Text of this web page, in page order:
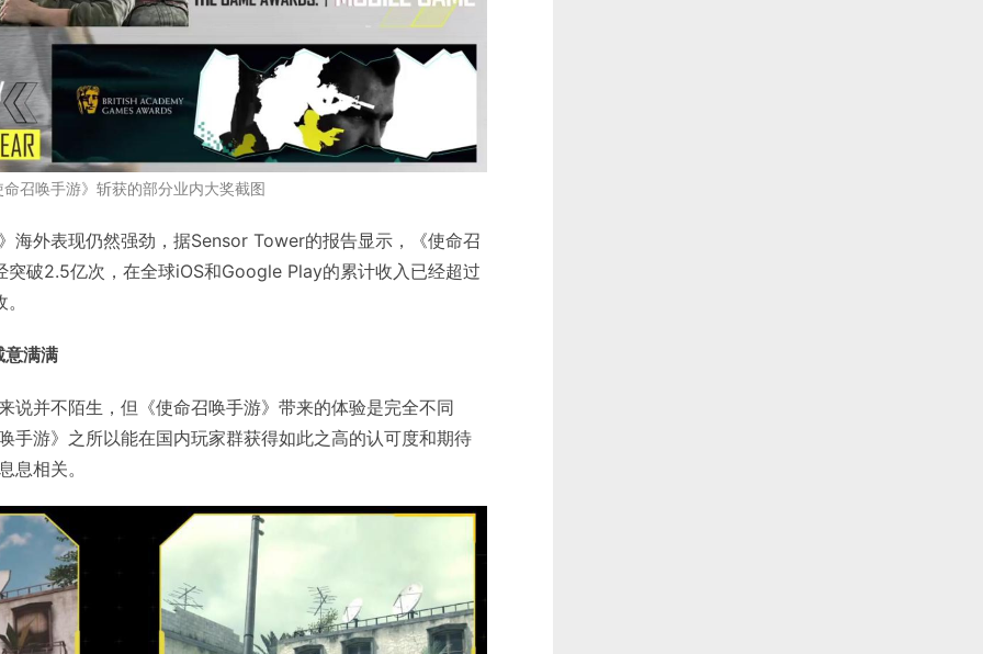
命召唤手游》斩获的部分业内大奖截图
海外表现仍然强劲，据Sensor Tower的报告显示，《使命召
破2.5亿次，在全球iOS和Google Play的累计收入已经超过
满满
说并不陌生，但《使命召唤手游》带来的体验是完全不同
手游》之所以能在国内玩家群获得如此之高的认可度和期待
息相关。